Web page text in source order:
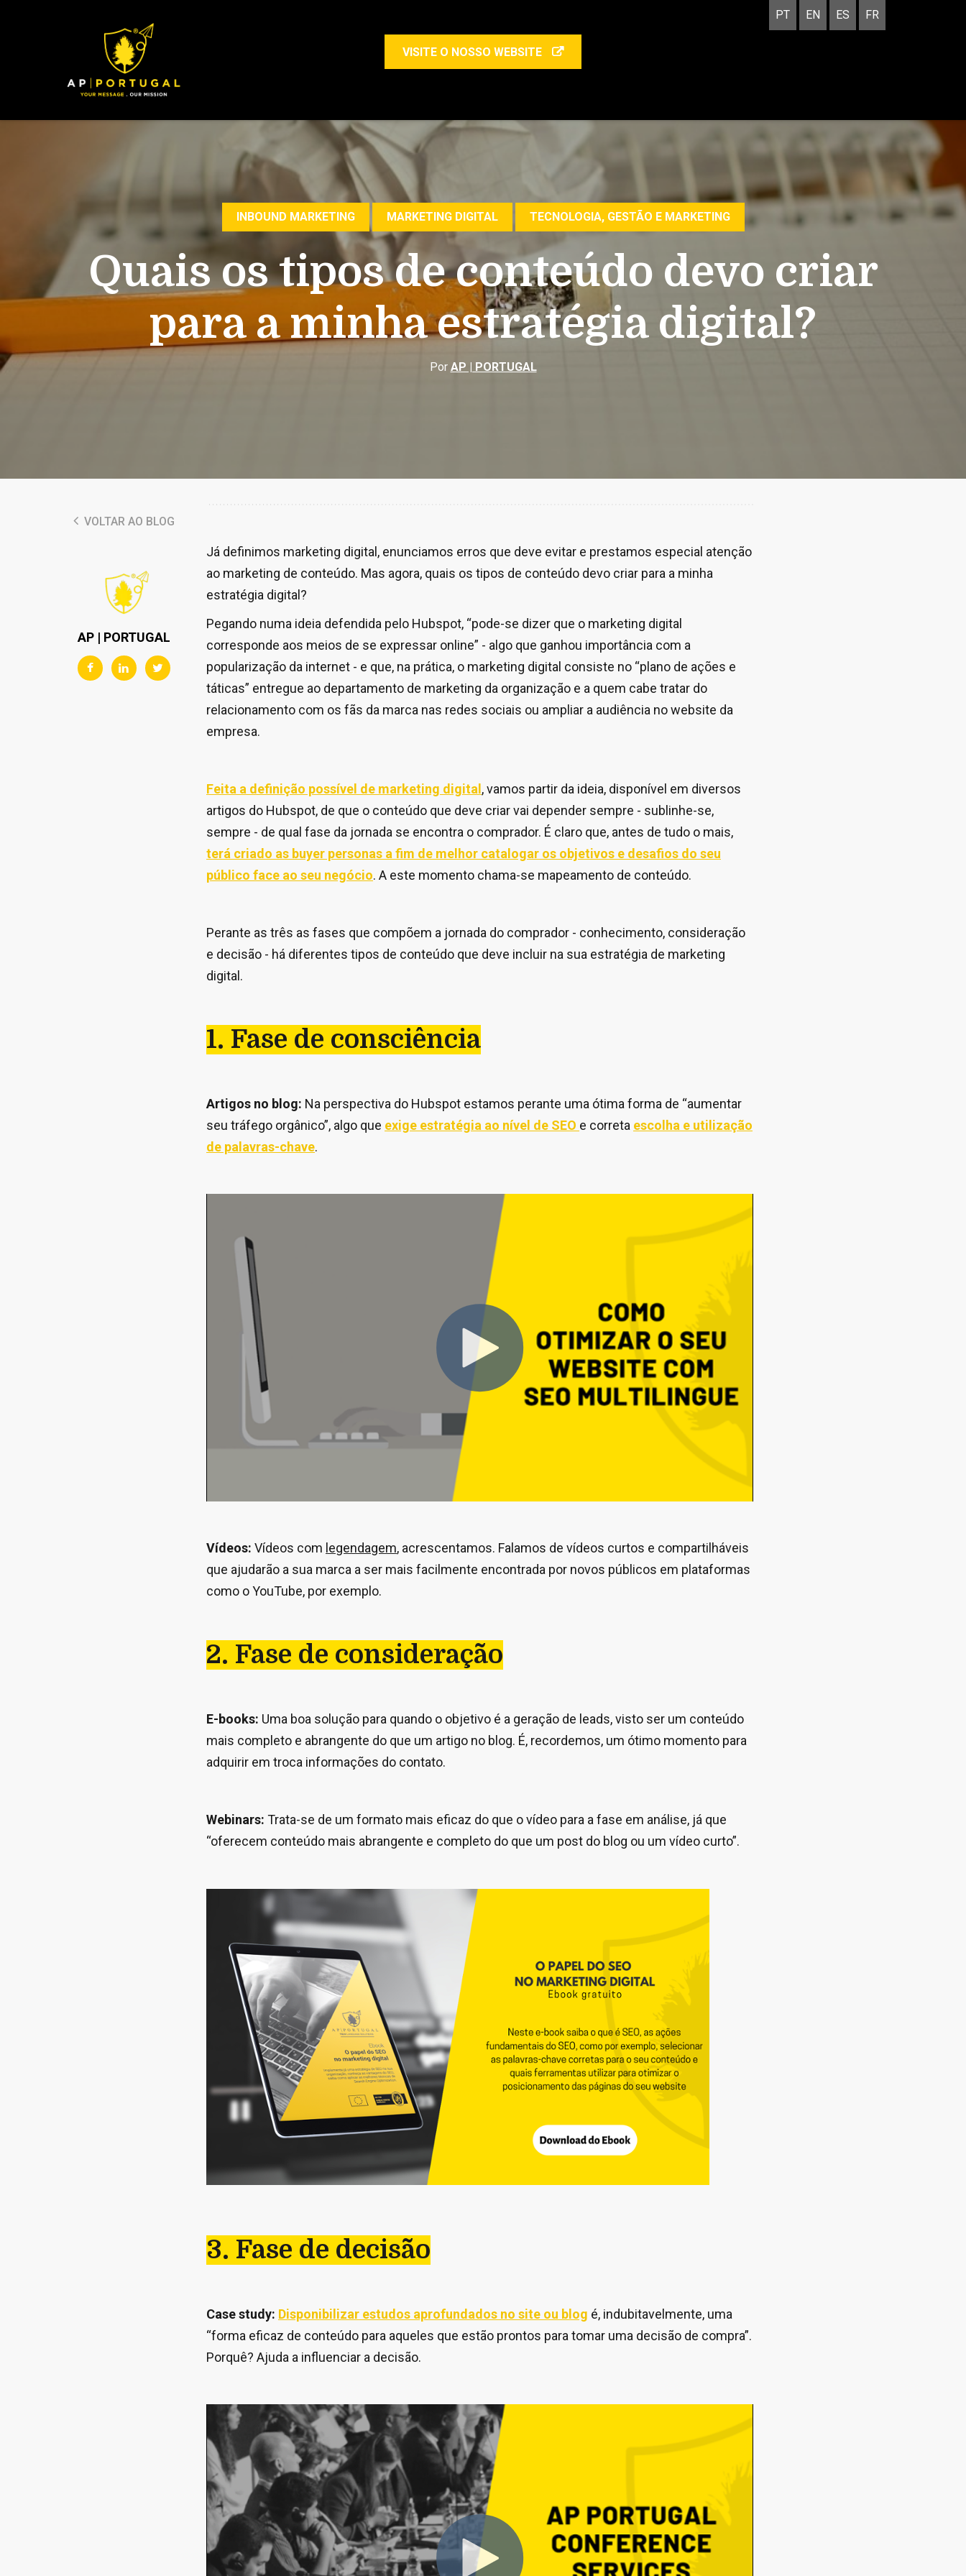
PT EN ES FR
VISITE O NOSSO WEBSITE
INBOUND MARKETING MARKETING DIGITAL TECNOLOGIA, GESTÃO E MARKETING
Quais os tipos de conteúdo devo criar
para a minha estratégia digital?
Por AP | PORTUGAL
VOLTAR AO BLOG
AP | PORTUGAL
Já definimos marketing digital, enunciamos erros que deve evitar e prestamos especial atenção
ao marketing de conteúdo. Mas agora, quais os tipos de conteúdo devo criar para a minha
estratégia digital?
Pegando numa ideia defendida pelo Hubspot, “pode-se dizer que o marketing digital
corresponde aos meios de se expressar online” - algo que ganhou importância com a
popularização da internet - e que, na prática, o marketing digital consiste no “plano de ações e
táticas” entregue ao departamento de marketing da organização e a quem cabe tratar do
relacionamento com os fãs da marca nas redes sociais ou ampliar a audiência no website da
empresa.
Feita a definição possível de marketing digital , vamos partir da ideia, disponível em diversos
artigos do Hubspot, de que o conteúdo que deve criar vai depender sempre - sublinhe-se,
sempre - de qual fase da jornada se encontra o comprador. É claro que, antes de tudo o mais,
terá criado as buyer personas a fim de melhor catalogar os objetivos e desafios do seu
público face ao seu negócio. A este momento chama-se mapeamento de conteúdo.
Perante as três as fases que compõem a jornada do comprador - conhecimento, consideração
e decisão - há diferentes tipos de conteúdo que deve incluir na sua estratégia de marketing
digital.
1. Fase de consciência
Artigos no blog: Na perspectiva do Hubspot estamos perante uma ótima forma de “aumentar
seu tráfego orgânico”, algo que exige estratégia ao nível de SEO e correta escolha e utilização
de palavras-chave.
Vídeos: Vídeos com legendagem, acrescentamos. Falamos de vídeos curtos e compartilháveis
que ajudarão a sua marca a ser mais facilmente encontrada por novos públicos em plataformas
como o YouTube, por exemplo.
2. Fase de consideração
E-books: Uma boa solução para quando o objetivo é a geração de leads, visto ser um conteúdo
mais completo e abrangente do que um artigo no blog. É, recordemos, um ótimo momento para
adquirir em troca informações do contato.
Webinars: Trata-se de um formato mais eficaz do que o vídeo para a fase em análise, já que
“oferecem conteúdo mais abrangente e completo do que um post do blog ou um vídeo curto”.
3. Fase de decisão
Case study: Disponibilizar estudos aprofundados no site ou blog é, indubitavelmente, uma
“forma eficaz de conteúdo para aqueles que estão prontos para tomar uma decisão de compra”.
Porquê? Ajuda a influenciar a decisão.